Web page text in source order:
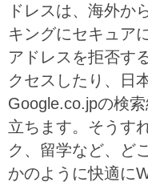
ドレスは、海外か
キングにセキュア
アドレスを拒否す
クセスしたり、日
Google.co.jpの検
立ちます。そうす
ク、留学など、ど
かのように快適に